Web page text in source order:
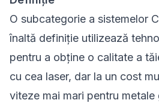
O subcategorie a sistemelor
înaltă definiție utilizează
pentru a obține o calitate a
cu cea laser, dar la un cost
viteze mai mari pentru metale